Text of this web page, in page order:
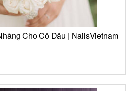
Cho Cô Dâu | NailsVietnam